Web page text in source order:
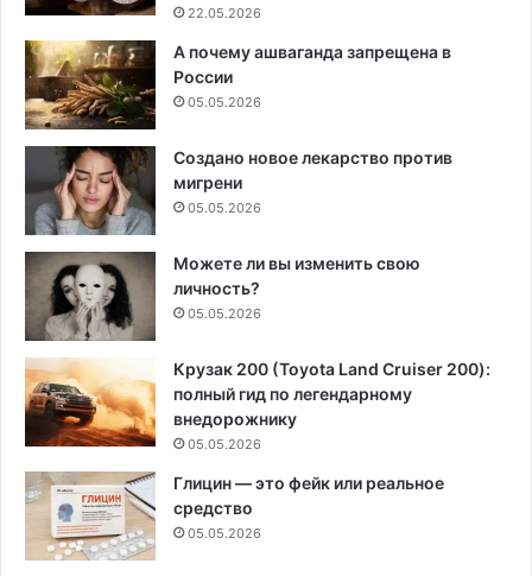
22.05.2026
А почему ашваганда запрещена в
России
05.05.2026
Создано новое лекарство против
мигрени
05.05.2026
Можете ли вы изменить свою
личность?
05.05.2026
Крузак 200 (Toyota Land Cruiser 200):
полный гид по легендарному
внедорожнику
05.05.2026
Глицин — это фейк или реальное
средство
05.05.2026